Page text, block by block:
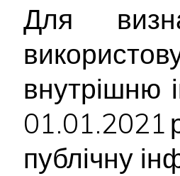
Для
внутрішню
публічну